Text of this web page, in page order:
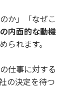
か」「なぜこ
内面的な動機
られます。
仕事に対する
の決定を待つ